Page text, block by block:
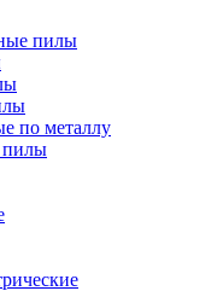
пилы
по металлу
пилы